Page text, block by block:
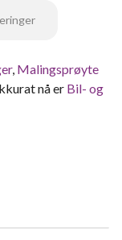
, Malingsprøyte
nå er Bil- og